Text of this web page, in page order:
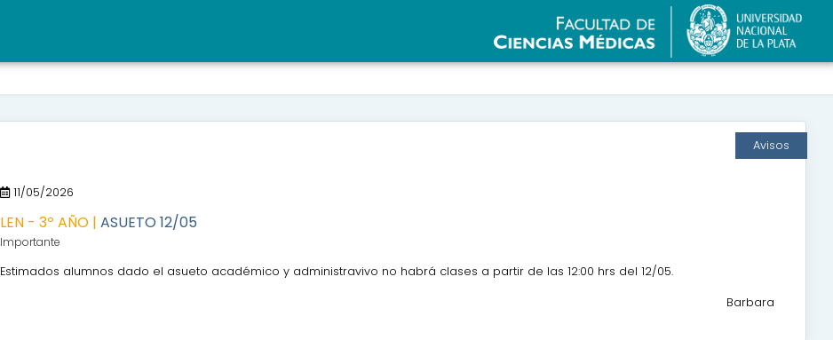
Avisos
11/05/2026
LEN - 3º AÑO | ASUETO 12/05
Importante
Estimados alumnos dado el asueto académico y administravivo no habrá clases a partir de las 12:00 hrs del 12/05.
Barbara